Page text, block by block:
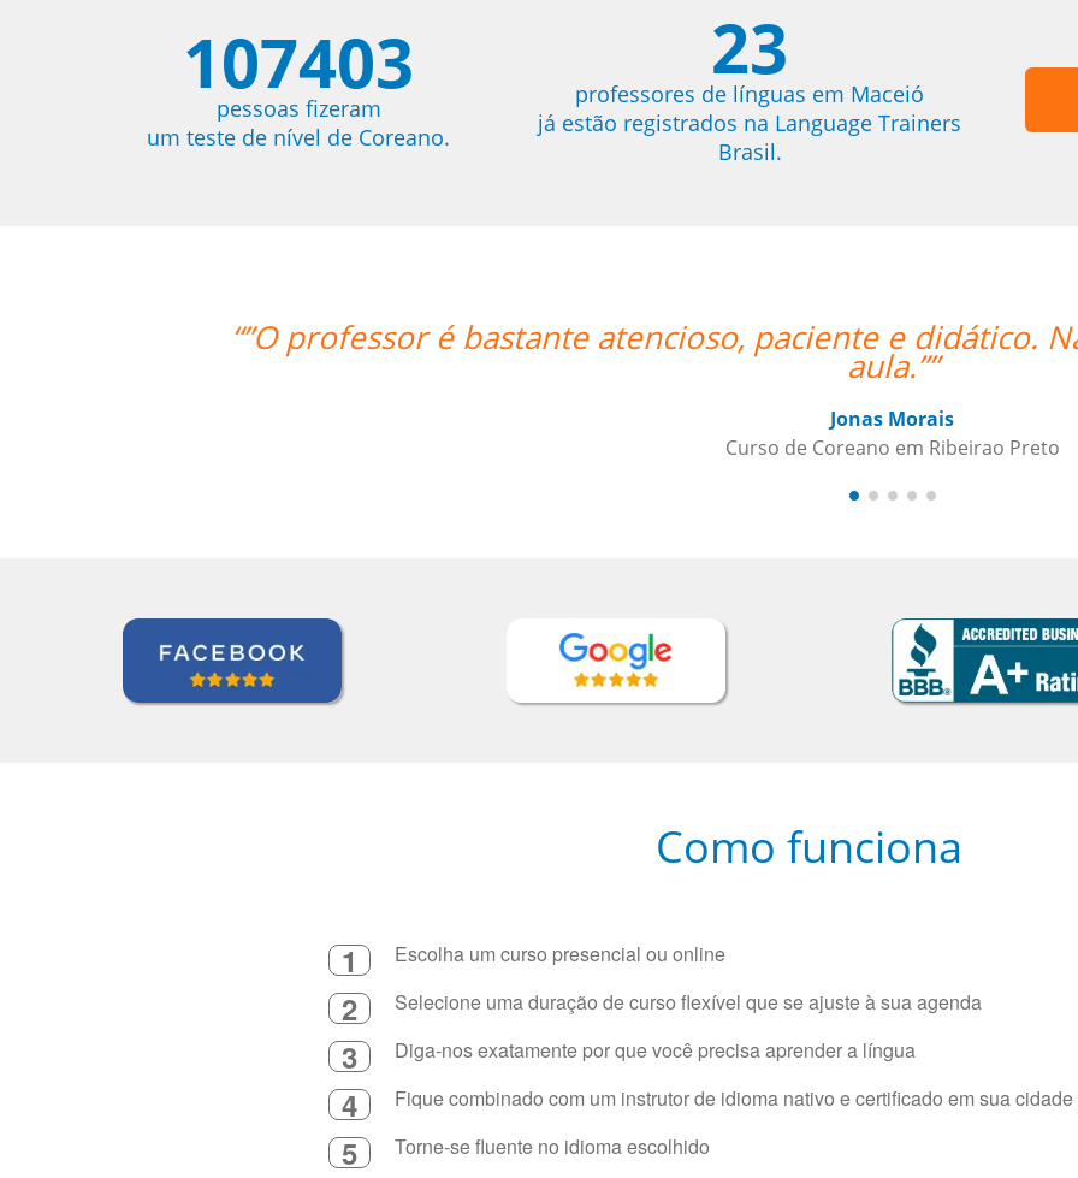
107403
pessoas fizeram
um teste de nível de Coreano.
23
professores de línguas em Maceió
já estão registrados na Language Trainers
Brasil.
atencioso, paciente e didático. Não poderia estar mais feliz com a
aula.””
Como funciona
1 Escolha um curso presencial ou online
2 Selecione uma duração de curso flexível que se ajuste à sua agenda
3 Diga-nos exatamente por que você precisa aprender a língua
4 Fique combinado com um instrutor de idioma nativo e certificado em sua
5 Torne-se fluente no idioma escolhido